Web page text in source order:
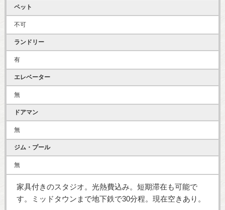
ペット
不可
ランドリー
有
エレベーター
無
ドアマン
無
ジム・プール
無
家具付きのスタジオ。光熱費込み。短期滞在も可能で
す。ミッドタウンまで地下鉄で30分程。現在空きあり。